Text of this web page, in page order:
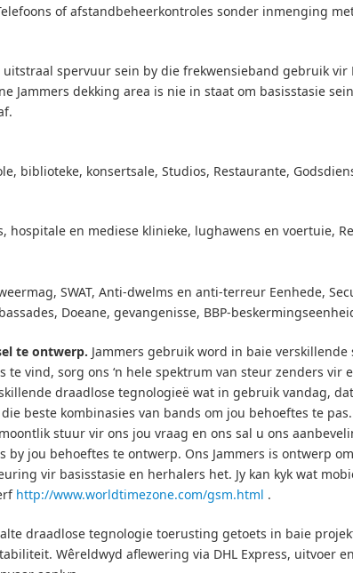
of afstandbeheerkontroles sonder inmenging
uitstraal spervuur sein by die frekwensieband gebruik vir
Jammers dekking area is nie in staat om basisstasie
biblioteke, konsertsale, Studios, Restaurante,
hospitale en mediese klinieke, lughawens en voertuie,
SWAT, Anti-dwelms en anti-terreur Eenhede,
Doeane, gevangenisse, BBP-
te ontwerp. Jammers gebruik word in baie verskillende
te vind, sorg ons ‘n hele spektrum van steur zenders vir
draadlose tegnologieë wat in gebruik vandag,
beste kombinasies van bands om jou behoeftes te pas.
stuur vir ons jou vraag en ons sal u ons
by jou behoeftes te ontwerp. Ons Jammers is ontwerp
vir basisstasie en herhalers het. Jy kan kyk wat
http://www.worldtimezone.com/gsm.html .
draadlose tegnologie toerusting getoets in baie
Wêreldwyd aflewering via DHL Express, uitvoer